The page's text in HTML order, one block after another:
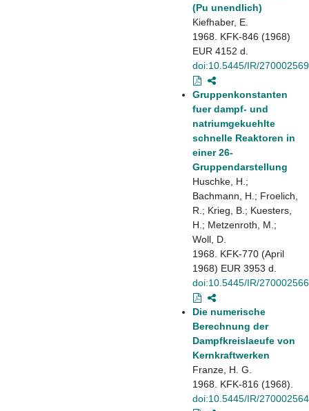
(Pu unendlich)
Kiefhaber, E.
1968. KFK-846 (1968)
EUR 4152 d.
doi:10.5445/IR/270002569
Gruppenkonstanten
fuer dampf- und
natriumgekuehlte
schnelle Reaktoren in
einer 26-
Gruppendarstellung
Huschke, H.;
Bachmann, H.; Froelich,
R.; Krieg, B.; Kuesters,
H.; Metzenroth, M.;
Woll, D.
1968. KFK-770 (April
1968) EUR 3953 d.
doi:10.5445/IR/270002566
Die numerische
Berechnung der
Dampfkreislaeufe von
Kernkraftwerken
Franze, H. G.
1968. KFK-816 (1968).
doi:10.5445/IR/270002564